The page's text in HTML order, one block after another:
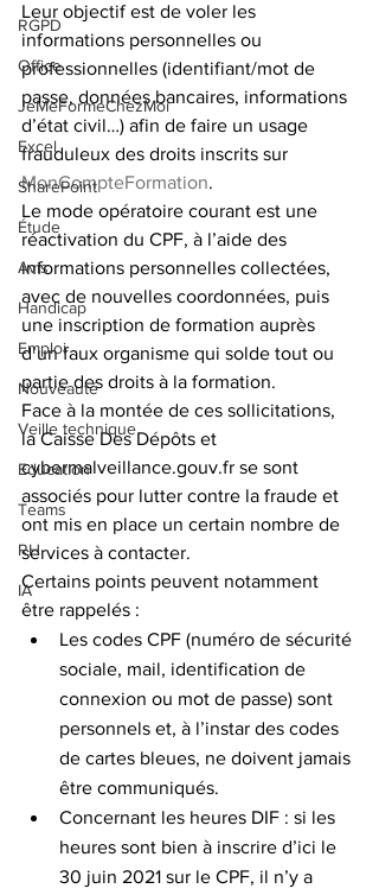
RGPD
Office
JeMeFormeChezMoi
Excel
SharePoint
Étude
Avis
Handicap
Emploi
Nouveauté
Veille technique
Education
Teams
RH
IA
Leur objectif est de voler les
informations personnelles ou
professionnelles (identifiant/mot de
passe, données bancaires, informations
d’état civil…) afin de faire un usage
frauduleux des droits inscrits sur
MonCompteFormation.
Le mode opératoire courant est une
réactivation du CPF, à l’aide des
informations personnelles collectées,
avec de nouvelles coordonnées, puis
une inscription de formation auprès
d’un faux organisme qui solde tout ou
partie des droits à la formation.
Face à la montée de ces sollicitations,
la Caisse Des Dépôts et
cybermalveillance.gouv.fr se sont
associés pour lutter contre la fraude et
ont mis en place un certain nombre de
services à contacter.
Certains points peuvent notamment
être rappelés :
Les codes CPF (numéro de sécurité
sociale, mail, identification de
connexion ou mot de passe) sont
personnels et, à l’instar des codes
de cartes bleues, ne doivent jamais
être communiqués.
Concernant les heures DIF : si les
heures sont bien à inscrire d’ici le
30 juin 2021 sur le CPF, il n’y a